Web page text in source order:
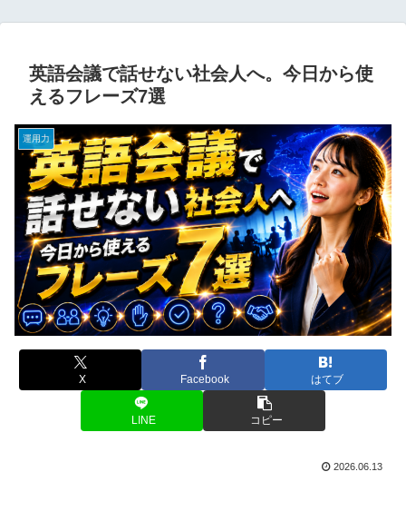
英語会議で話せない社会人へ。今日から使
えるフレーズ7選
運用力
X Facebook はてブ
LINE コピー
2026.06.13